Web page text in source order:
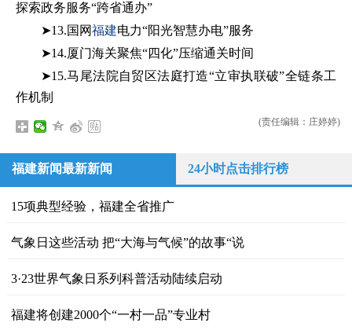
探索政务服务“跨省通办”
➤13.国网福建电力“阳光智慧办电”服务
➤14.厦门海关聚焦“四化”压缩通关时间
➤15.马尾法院自贸区法庭打造“立审执联破”全链条工
作机制
(责任编辑：庄婷婷)
福建新闻最新新闻 24小时点击排行榜
15项典型经验，福建全省推广
气象日这些活动 把“大海与气候”的故事“说
3·23世界气象日系列科普活动陆续启动
福建将创建2000个“一村一品”专业村